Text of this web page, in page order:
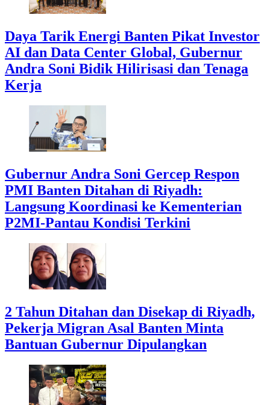
Daya Tarik Energi Banten Pikat Investor
AI dan Data Center Global, Gubernur
Andra Soni Bidik Hilirisasi dan Tenaga
Kerja
Gubernur Andra Soni Gercep Respon
PMI Banten Ditahan di Riyadh:
Langsung Koordinasi ke Kementerian
P2MI-Pantau Kondisi Terkini
2 Tahun Ditahan dan Disekap di Riyadh,
Pekerja Migran Asal Banten Minta
Bantuan Gubernur Dipulangkan